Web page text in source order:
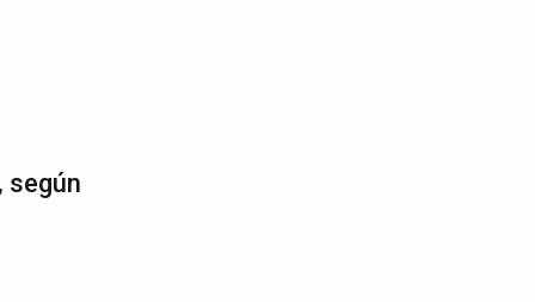
según